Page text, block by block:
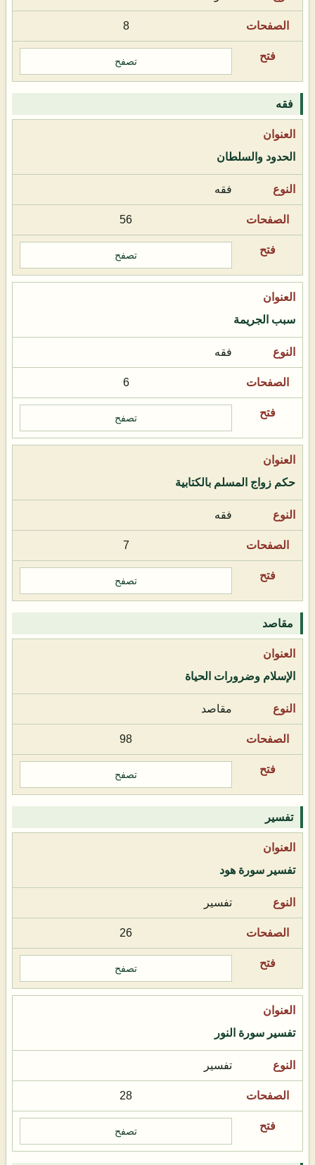
8
تصفح
فقه
الحدود والسلطان
فقه
56
تصفح
سبب الجريمة
فقه
6
تصفح
حكم زواج المسلم بالكتابية
فقه
7
تصفح
مقاصد
الإسلام وضرورات الحياة
مقاصد
98
تصفح
تفسير
تفسير سورة هود
تفسير
26
تصفح
تفسير سورة النور
تفسير
28
تصفح